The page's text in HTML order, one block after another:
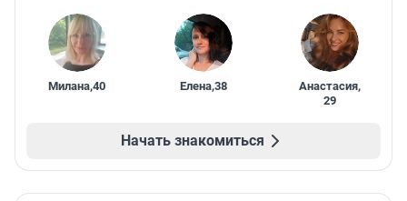
Милана,40 Елена,38 Анастасия,
29
Начать знакомиться